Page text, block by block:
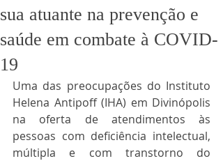
sua atuante na prevenção e
saúde em combate à COVID-
19
Uma das preocupações do Instituto
Helena Antipoff (IHA) em Divinópolis
na oferta de atendimentos às
pessoas com deficiência intelectual,
múltipla e com transtorno do